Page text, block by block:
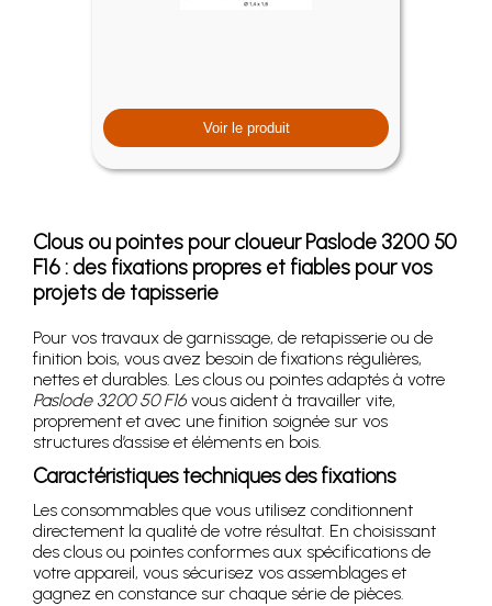
Voir le produit
Clous ou pointes pour cloueur Paslode 3200 50
F16 : des fixations propres et fiables pour vos
projets de tapisserie
Pour vos travaux de garnissage, de retapisserie ou de
finition bois, vous avez besoin de fixations régulières,
nettes et durables. Les clous ou pointes adaptés à votre
Paslode 3200 50 F16 vous aident à travailler vite,
proprement et avec une finition soignée sur vos
structures d’assise et éléments en bois.
Caractéristiques techniques des fixations
Les consommables que vous utilisez conditionnent
directement la qualité de votre résultat. En choisissant
des clous ou pointes conformes aux spécifications de
votre appareil, vous sécurisez vos assemblages et
gagnez en constance sur chaque série de pièces.